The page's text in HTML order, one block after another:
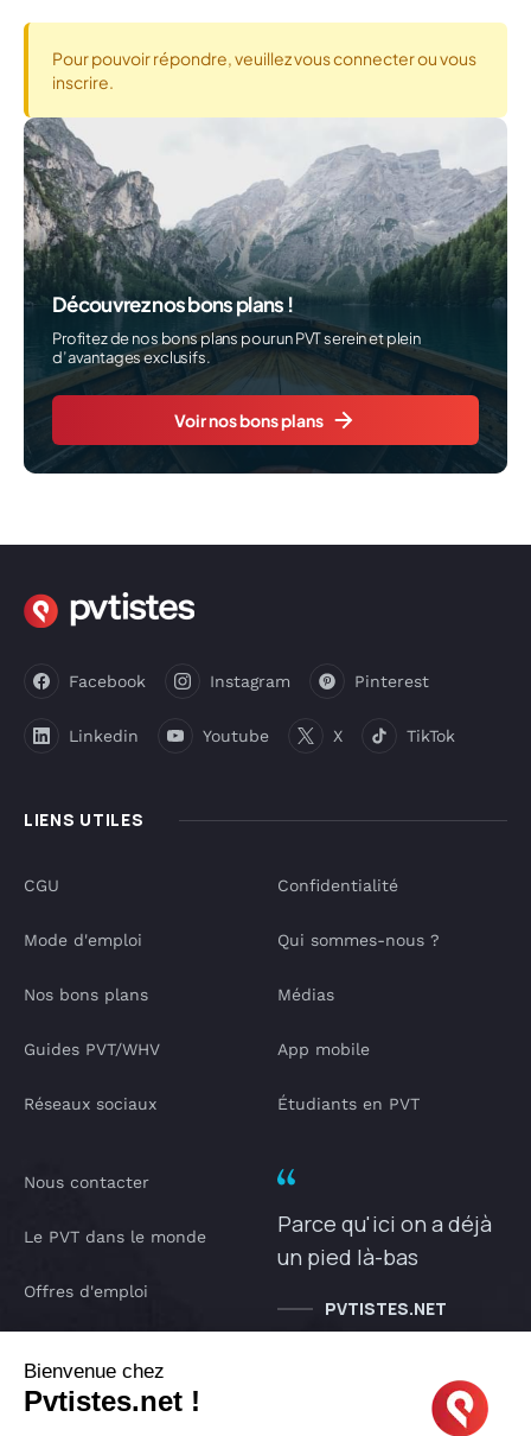
Pour pouvoir répondre, veuillez vous connecter ou vous
inscrire.
Découvrez nos bons plans !
Profitez de nos bons plans pour un PVT serein et plein
d’avantages exclusifs.
Voir nos bons plans
LIENS UTILES
Facebook Instagram Pinterest
Linkedin Youtube X TikTok
CGU
Mode d'emploi
Nos bons plans
Guides PVT/WHV
Réseaux sociaux
Confidentialité
Qui sommes-nous ?
Médias
App mobile
Étudiants en PVT
Nous contacter
Le PVT dans le monde
Offres d'emploi
IA pvtistes
Parce qu'ici on a déjà
un pied là-bas
PVTISTES.NET
Bienvenue chez
Pvtistes.net !